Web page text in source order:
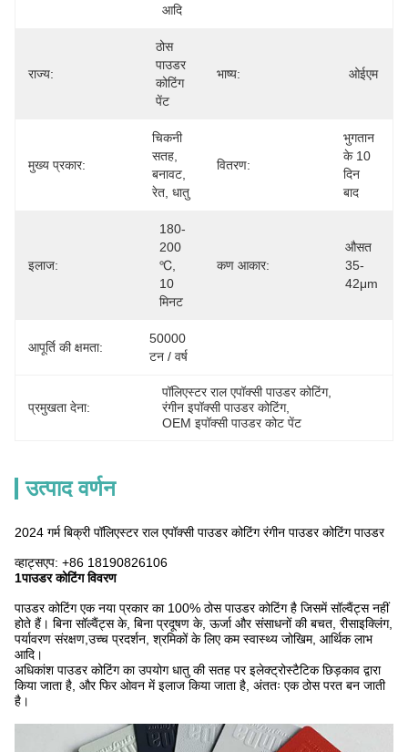
आदि
राज्य:
ठोस
पाउडर
कोटिंग
पेंट
भाष्य: ओईएम
मुख्य प्रकार:
चिकनी
सतह,
बनावट,
रेत, धातु
वितरण:
भुगतान
के 10
दिन
बाद
इलाज:
180-
200
℃,
10
मिनट
कण आकार:
औसत
35-
42μm
आपूर्ति की क्षमता:
50000
टन / वर्ष
प्रमुखता देना:
पॉलिएस्टर राल एपॉक्सी पाउडर कोटिंग,
रंगीन इपॉक्सी पाउडर कोटिंग,
OEM इपॉक्सी पाउडर कोट पेंट
उत्पाद वर्णन
2024 गर्म बिक्री पॉलिएस्टर राल एपॉक्सी पाउडर कोटिंग रंगीन पाउडर कोटिंग पाउडर
व्हाट्सएप: +86 18190826106
1पाउडर कोटिंग विवरण
पाउडर कोटिंग एक नया प्रकार का 100% ठोस पाउडर कोटिंग है जिसमें सॉल्वैंट्स नहीं
होते हैं। बिना सॉल्वैंट्स के, बिना प्रदूषण के, ऊर्जा और संसाधनों की बचत, रीसाइक्लिंग,
पर्यावरण संरक्षण,उच्च प्रदर्शन, श्रमिकों के लिए कम स्वास्थ्य जोखिम, आर्थिक लाभ
आदि।
अधिकांश पाउडर कोटिंग का उपयोग धातु की सतह पर इलेक्ट्रोस्टैटिक छिड़काव द्वारा
किया जाता है, और फिर ओवन में इलाज किया जाता है, अंततः एक ठोस परत बन जाती
है।